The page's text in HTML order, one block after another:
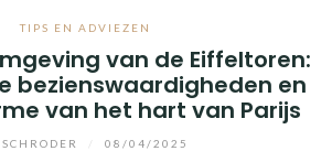
TIPS EN ADVIEZEN
van de Eiffeltoren:
bezienswaardigheden en
van het hart van Parijs
SCHRODER 08/04/2025